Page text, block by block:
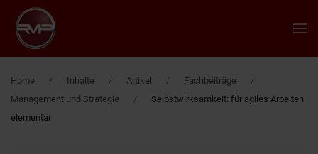
Zum Hauptinhalt springen
Home Inhalte Artikel
Fachbeiträge
Management und Strategie
Selbstwirksamkeit: für agiles Arbeiten
elementar